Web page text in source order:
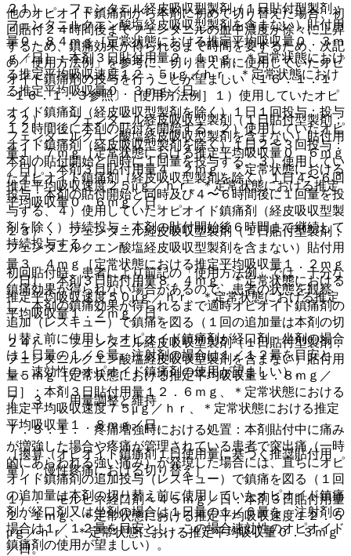
他のオピオイド鎮痛剤から本剤に初めて切り替えた場合、初
回貼付２４時間後までフェンタニルの血中濃度が徐々に上昇
するため、鎮痛効果が得られるまで時間を要するため、次記
の「使用方法例」を参考に、切り替え前に使用していたオピ
オイド鎮痛剤の投与を行うことが望ましい〔１６．１．１
−１６．１．３参照〕［使用方法例］１）使用していたオピ
オイド鎮痛剤（経皮吸収型製剤を除く）１日１回投与：投与
１２時間後に本剤の貼付を開始する、２）使用していたオピ
オイド鎮痛剤（経皮吸収型製剤を除く）１日２〜３回投与：
本剤の貼付開始と同時に１回量を投与する、３）使用してい
たオピオイド鎮痛剤（経皮吸収型製剤を除く）１日４〜６回
投与：本剤の貼付開始と同時及び４〜６時間後に１回量を投
与する、４）使用していたオピオイド鎮痛剤（経皮吸収型製
剤を除く）持続投与：本剤の貼付開始後６時間まで継続して
持続投与する。
初回貼付時、患者により前記の「使用方法例」では、十分な
鎮痛効果が得られない場合があるので、患者の状態を観察
し、本剤の鎮痛効果が得られるまで適時オピオイド鎮痛剤の
追加（レスキュー）で鎮痛を図る（１回の追加量は本剤の切
り替え前に使用したオピオイド鎮痛剤が経口剤・坐剤の場合
は１日量の１／６量、注射剤の場合は１／１２量を目安と
し、速効性のオピオイド鎮痛剤の使用が望ましい）。
７．３． 用量調整と維持
７．３．１． 疼痛増強時における処置：本剤貼付中に痛み
が増強した場合や疼痛が管理されている患者で突出痛（一時
的にあらわれる強い痛み）が発現した場合には、直ちにオピ
オイド鎮痛剤の追加投与（レスキュー）で鎮痛を図る（１回
の追加量は本剤の切り替え前に使用していたオピオイド鎮痛
剤が経口剤又は坐剤の場合は１日量の１／６量を、注射剤の
場合は１／１２量を目安とし、この場合速効性のオピオイド
鎮痛剤の使用が望ましい）。
２１）． フェンタニル経皮吸収型製剤（１日貼付型製剤；
フェンタニルクエン酸塩経皮吸収型製剤を含まない）貼付用
量０．８４ｍｇ［定常状態における推定平均吸収量０．３ｍ
ｇ／日］：本剤３日貼付用量２．１ｍｇ、＊定常状態におけ
る推定平均吸収速度１２．５μｇ／ｈｒ、＊定常状態におけ
る推定平均吸収量０．３ｍｇ／日。
２２）． フェンタニル経皮吸収型製剤（１日貼付型製剤；
フェンタニルクエン酸塩経皮吸収型製剤を含まない）貼付用
量１．７ｍｇ［定常状態における推定平均吸収量０．６ｍｇ
／日］：本剤３日貼付用量４．２ｍｇ、＊定常状態における
推定平均吸収速度２５μｇ／ｈｒ、＊定常状態における推定
平均吸収量０．６ｍｇ／日。
２３）． フェンタニル経皮吸収型製剤（１日貼付型製剤；
フェンタニルクエン酸塩経皮吸収型製剤を含まない）貼付用
量３．４ｍｇ［定常状態における推定平均吸収量１．２ｍｇ
／日］：本剤３日貼付用量８．４ｍｇ、＊定常状態における
推定平均吸収速度５０μｇ／ｈｒ、＊定常状態における推定
平均吸収量１．２ｍｇ／日。
２４）． フェンタニル経皮吸収型製剤（１日貼付型製剤；
フェンタニルクエン酸塩経皮吸収型製剤を含まない）貼付用
量５ｍｇ［定常状態における推定平均吸収量１．８ｍｇ／
日］：本剤３日貼付用量１２．６ｍｇ、＊定常状態における
推定平均吸収速度７５μｇ／ｈｒ、＊定常状態における推定
平均吸収量１．８ｍｇ／日。
［換算（オピオイド鎮痛剤１日使用量に基づく推奨貼付用
量）：慢性疼痛における切り替え］
１）． モルヒネ経口剤＜４５ｍｇ／日：本剤３日貼付用量
２．１ｍｇ、＊定常状態における推定平均吸収速度１２．５
μｇ／ｈｒ、＊定常状態における推定平均吸収量０．３ｍｇ
／日。